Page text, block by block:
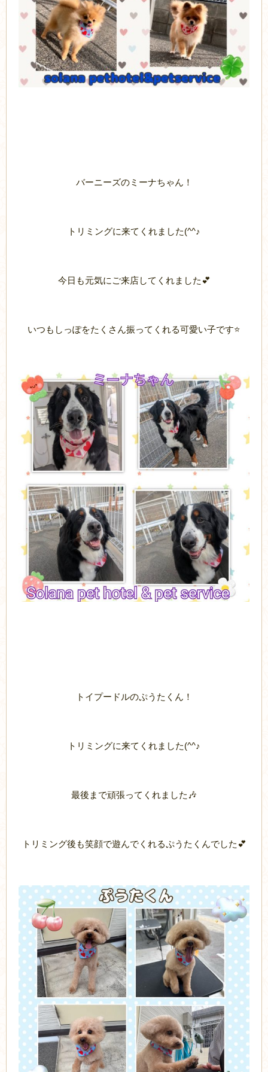
バーニーズのミーナちゃん！
トリミングに来てくれました(^^♪
今日も元気にご来店してくれました💕
いつもしっぽをたくさん振ってくれる可愛い子です⭐
トイプードルのぷうたくん！
トリミングに来てくれました(^^♪
最後まで頑張ってくれました🎶
トリミング後も笑顔で遊んでくれるぷうたくんでした💕